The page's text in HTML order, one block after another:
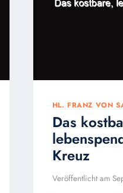
HL. FRANZ VON
Das
Kreuz
Veröffentlicht am